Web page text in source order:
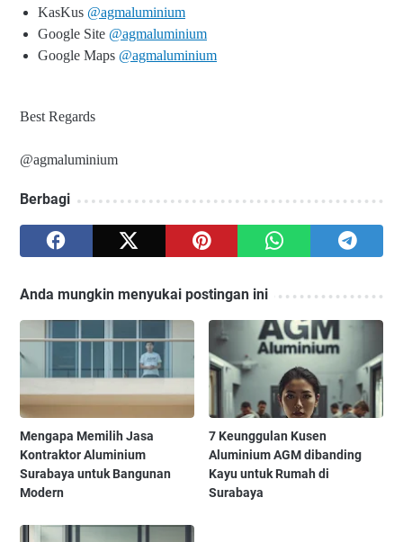
KasKus @agmaluminium
Google Site @agmaluminium
Google Maps @agmaluminium
Best Regards
@agmaluminium
Berbagi
Anda mungkin menyukai postingan ini
Mengapa Memilih Jasa
Kontraktor Aluminium
Surabaya untuk Bangunan
Modern
7 Keunggulan Kusen
Aluminium AGM dibanding
Kayu untuk Rumah di
Surabaya